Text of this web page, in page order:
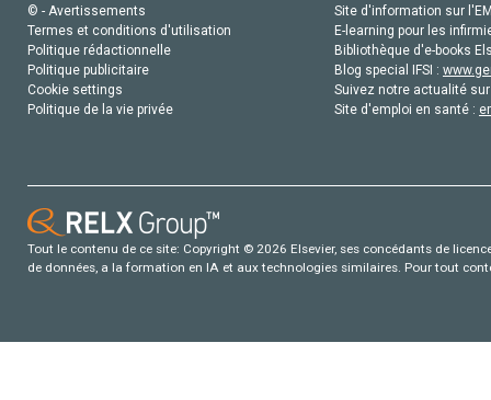
© - Avertissements
Termes et conditions d'utilisation
Politique rédactionnelle
Politique publicitaire
Cookie settings
Politique de la vie privée
Site d'information sur
E-learning pour les
Bibliothèque d'e-books
Blog special IFSI :
Suivez notre actualité
Site d'emploi en santé :
Tout le contenu de ce site: Copyright © 2026 Elsevier, ses concédants de
de données, a la formation en IA et aux technologies similaires. Pour tout